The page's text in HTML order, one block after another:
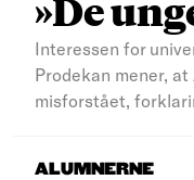
»De
Interessen for
Prodekan mener,
misforstået,
ALUMNERNE